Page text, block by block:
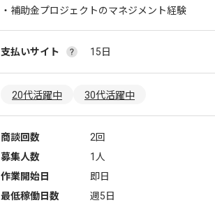
・補助金プロジェクトのマネジメント経験
支払いサイト 15日
20代活躍中 30代活躍中
商談回数
2回
募集人数
1人
作業開始日
即日
最低稼働日数
週5日